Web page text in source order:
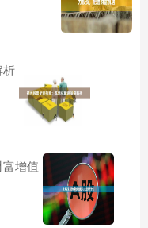
析
增值